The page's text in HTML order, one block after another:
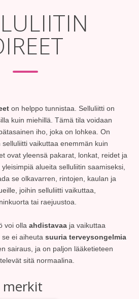
on helppo tunnistaa. Selluliitti on
kuin miehillä. Tämä tila voidaan
iho, joka on lohkea. On
vaikuttaa enemmän kuin
ovat yleensä pakarat, lonkat, reidet ja
alueita selluliitin saamiseksi,
se olkavarren, rintojen, kaulan ja
joihin selluliitti vaikuttaa,
tai raejuustoa.
voi olla ahdistavaa ja vaikuttaa
ei aiheuta suuria terveysongelmia
sairaus, ja on paljon lääketieteen
sitä normaalina.
merkit